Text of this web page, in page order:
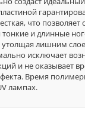
что
и длинные
утолщая лишним
исключает
и не оказывает
Время
лампах.